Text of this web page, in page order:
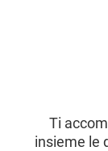
Ti
insieme le